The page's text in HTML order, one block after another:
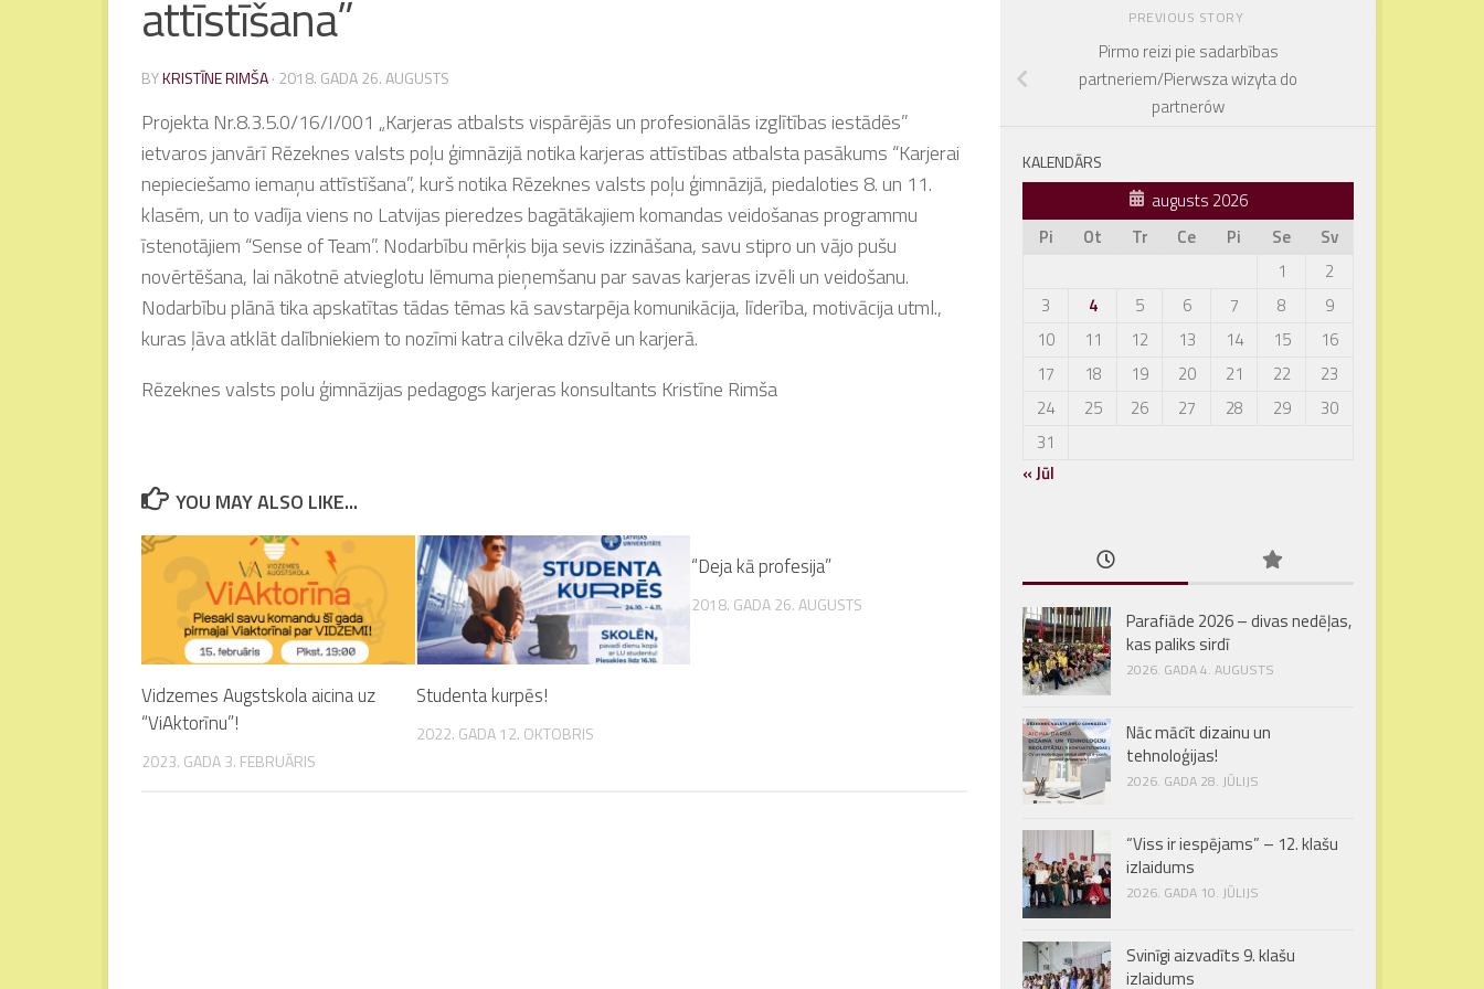
attīstīšana”
BYKRISTĪNE RIMŠA· 2018. GADA 26. AUGUSTS
Projekta Nr.8.3.5.0/16/I/001 „Karjeras atbalsts vispārējās un profesionālās izglītības iestādēs”
ietvaros janvārī Rēzeknes valsts poļu ģimnāzijā notika karjeras attīstības atbalsta pasākums “Karjerai
nepieciešamo iemaņu attīstīšana”, kurš notika Rēzeknes valsts poļu ģimnāzijā, piedaloties 8. un 11.
klasēm, un to vadīja viens no Latvijas pieredzes bagātākajiem komandas veidošanas programmu
īstenotājiem “Sense of Team”. Nodarbību mērķis bija sevis izzināšana, savu stipro un vājo pušu
novērtēšana, lai nākotnē atvieglotu lēmuma pieņemšanu par savas karjeras izvēli un veidošanu.
Nodarbību plānā tika apskatītas tādas tēmas kā savstarpēja komunikācija, līderība, motivācija utml.,
kuras ļāva atklāt dalībniekiem to nozīmi katra cilvēka dzīvē un karjerā.
Rēzeknes valsts polu ģimnāzijas pedagogs karjeras konsultants Kristīne Rimša
YOU MAY ALSO LIKE...
Vidzemes Augstskola aicina uz
“ViAktorīnu”!
2023. GADA 3. FEBRUĀRIS
Studenta kurpēs!
2022. GADA 12. OKTOBRIS
“Deja kā profesija”
2018. GADA 26. AUGUSTS
PREVIOUS STORY
Pirmo reizi pie sadarbības
partneriem/Pierwsza wizyta do
partnerów
KALENDĀRS
augusts 2026
Pi
Ot Tr Ce Pi Se
Sv
1
2
3
4 5 6 7 8
9
10
11 12 13 14 15
16
17
18 19 20 21 22
23
24
25 26 27 28 29
30
31
« Jūl
Parafiāde 2026 – divas nedēļas,
kas paliks sirdī
2026. GADA 4. AUGUSTS
Nāc mācīt dizainu un
tehnoloģijas!
2026. GADA 28. JŪLIJS
“Viss ir iespējams” – 12. klašu
izlaidums
2026. GADA 10. JŪLIJS
Svinīgi aizvadīts 9. klašu
izlaidums